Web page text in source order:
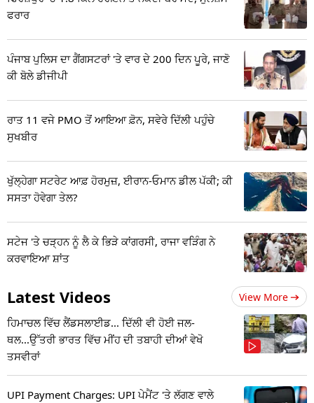
ਫਰਾਰ
ਪੰਜਾਬ ਪੁਲਿਸ ਦਾ ਗੈਂਗਸਟਰਾਂ 'ਤੇ ਵਾਰ ਦੇ 200 ਦਿਨ ਪੂਰੇ, ਜਾਣੋ
ਕੀ ਬੋਲੇ ਡੀਜੀਪੀ
ਰਾਤ 11 ਵਜੇ PMO ਤੋਂ ਆਇਆ ਫ਼ੋਨ, ਸਵੇਰੇ ਦਿੱਲੀ ਪਹੁੰਚੇ
ਸੁਖਬੀਰ
ਖੁੱਲ੍ਹੇਗਾ ਸਟਰੇਟ ਆਫ਼ ਹੋਰਮੁਜ਼, ਈਰਾਨ-ਓਮਾਨ ਡੀਲ ਪੱਕੀ; ਕੀ
ਸਸਤਾ ਹੋਵੇਗਾ ਤੇਲ?
ਸਟੇਜ 'ਤੇ ਚੜ੍ਹਨ ਨੂੰ ਲੈ ਕੇ ਭਿੜੇ ਕਾਂਗਰਸੀ, ਰਾਜਾ ਵੜਿੰਗ ਨੇ
ਕਰਵਾਇਆ ਸ਼ਾਂਤ
Latest Videos View More
ਹਿਮਾਚਲ ਵਿੱਚ ਲੈਂਡਸਲਾਈਡ... ਦਿੱਲੀ ਵੀ ਹੋਈ ਜਲ-
ਥਲ...ਉੱਤਰੀ ਭਾਰਤ ਵਿੱਚ ਮੀਂਹ ਦੀ ਤਬਾਹੀ ਦੀਆਂ ਵੇਖੋ
ਤਸਵੀਰਾਂ
UPI Payment Charges: UPI ਪੇਮੈਂਟ 'ਤੇ ਲੱਗਣ ਵਾਲੇ